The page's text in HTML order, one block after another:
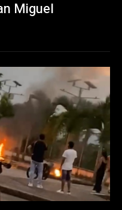
Miguel